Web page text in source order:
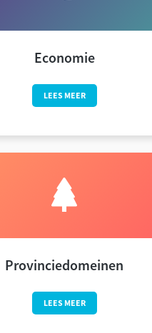
Economie
LEES MEER
Provinciedomeinen
LEES MEER